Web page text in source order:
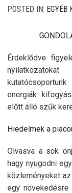
POSTED IN: EGYÉB
Érdeklődve
energiák
előtt álló szűk
Hiedelmek a
Olvasva a sok
hagy nyugodni
közleményeket
egy